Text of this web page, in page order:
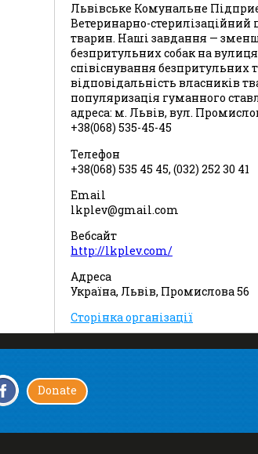
Львівське Комунальне
Ветеринарно-
тварин. Наші завдання —
безпритульних собак на
співіснування безпритульних
відповідальність власників
популяризація гуманного
адреса: м. Львів, вул.
+38(068) 535-45-45
Телефон
+38(068) 535 45 45, (032) 252 30 41
Email
lkplev@gmail.com
Вебсайт
http://lkplev.com/
Адреса
Україна, Львів, Промислова 56
Сторінка організації
Donate